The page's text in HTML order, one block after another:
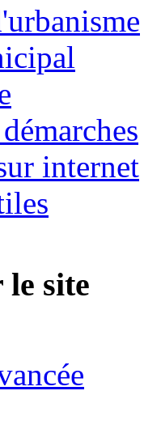
internet
le site